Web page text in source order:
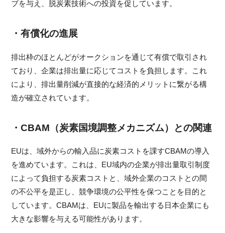
ブを与え、脱炭素技術への投資を促しています。
・有償化の進展
排出枠のほとんどがオークションを通じて有償で取引され
ており、企業は排出量に応じてコストを負担します。これ
により、排出量削減が直接的な経済的メリットに繋がる構
造が確立されています。
・CBAM（炭素国境調整メカニズム）との関連
EUは、域外からの輸入品に炭素コストを課すCBAMの導入
を進めています。これは、EU域内の企業が排出量取引制度
によって負担する炭素コストと、域外企業のコストとの間
の不公平を是正し、競争環境の公平性を保つことを目的と
しています。CBAMは、EUに製品を輸出する日本企業にも
大きな影響を与える可能性があります。